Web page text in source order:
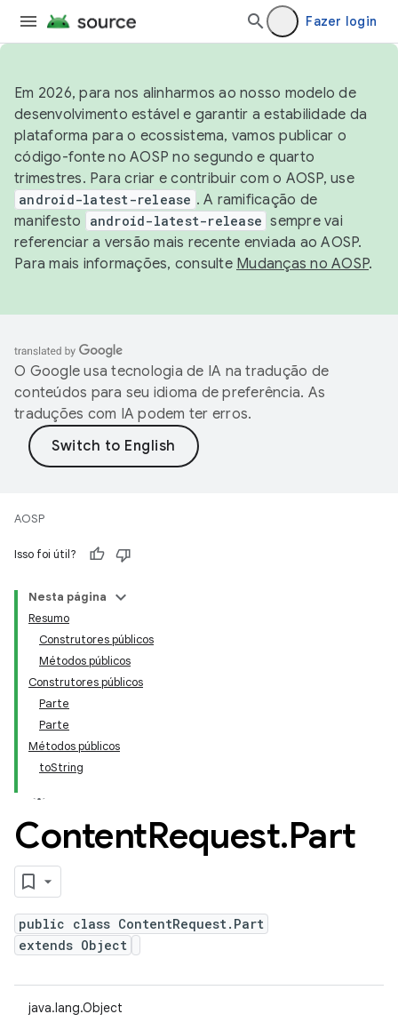
Fazer login
Em 2026, para nos alinharmos ao nosso modelo de
desenvolvimento estável e garantir a estabilidade da
plataforma para o ecossistema, vamos publicar o
código-fonte no AOSP no segundo e quarto
trimestres. Para criar e contribuir com o AOSP, use
android-latest-release . A ramificação de
manifesto
android-latest-release sempre vai
referenciar a versão mais recente enviada ao AOSP.
Para mais informações, consulte Mudanças no AOSP.
O Google usa tecnologia de IA na tradução de
conteúdos para seu idioma de preferência. As
traduções com IA podem ter erros.
AOSP
Isso foi útil?
Nesta página
Resumo
Construtores públicos
Métodos públicos
Construtores públicos
Parte
Parte
Métodos públicos
toString
ContentRequest.Part
public class ContentRequest.Part
extends Object
java.lang.Object